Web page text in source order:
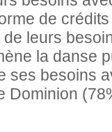
de
leurs
la danse
ses besoins
Dominion